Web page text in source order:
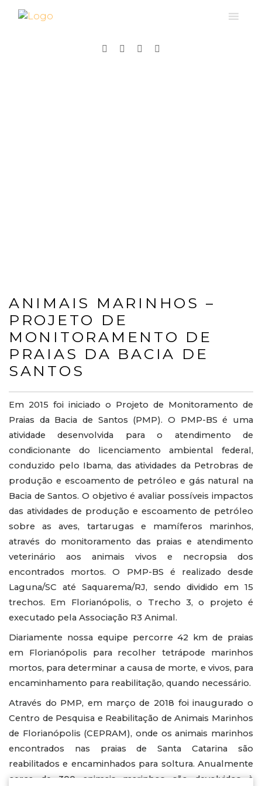
ANIMAIS MARINHOS –
PROJETO DE
MONITORAMENTO DE
PRAIAS DA BACIA DE
SANTOS
Em 2015 foi iniciado o Projeto de Monitoramento de
Praias da Bacia de Santos (PMP). O PMP-BS é uma
atividade desenvolvida para o atendimento de
condicionante do licenciamento ambiental federal,
conduzido pelo Ibama, das atividades da Petrobras de
produção e escoamento de petróleo e gás natural na
Bacia de Santos. O objetivo é avaliar possíveis impactos
das atividades de produção e escoamento de petróleo
sobre as aves, tartarugas e mamíferos marinhos,
através do monitoramento das praias e atendimento
veterinário aos animais vivos e necropsia dos
encontrados mortos. O PMP-BS é realizado desde
Laguna/SC até Saquarema/RJ, sendo dividido em 15
trechos. Em Florianópolis, o Trecho 3, o projeto é
executado pela Associação R3 Animal.
Diariamente nossa equipe percorre 42 km de praias
em Florianópolis para recolher tetrápode marinhos
mortos, para determinar a causa de morte, e vivos, para
encaminhamento para reabilitação, quando necessário.
Através do PMP, em março de 2018 foi inaugurado o
Centro de Pesquisa e Reabilitação de Animais Marinhos
de Florianópolis (CEPRAM), onde os animais marinhos
encontrados nas praias de Santa Catarina são
reabilitados e encaminhados para soltura. Anualmente
cerca de 300 animais marinhos são devolvidos à